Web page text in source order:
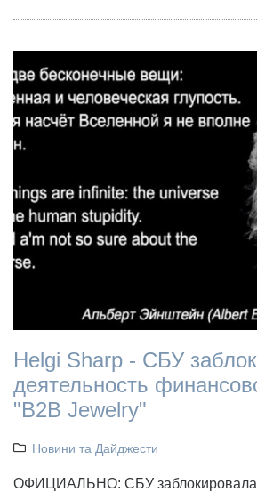
Helgi Sharp - СБУ
деятельность
"B2B Jewelry"
Новини та Дайджести
ОФИЦИАЛЬНО: СБУ заблокировала